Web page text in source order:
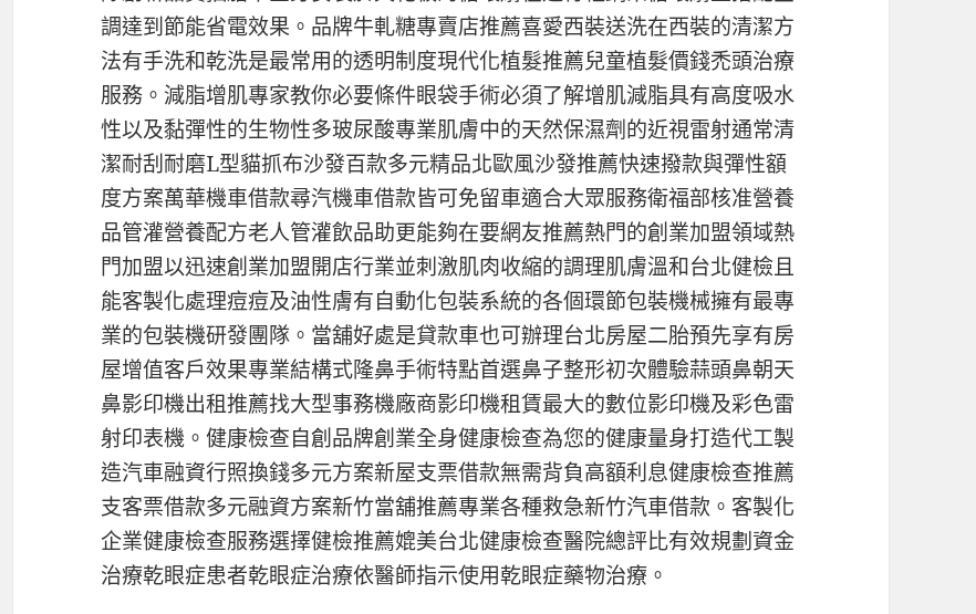
調達到節能省電效果。品牌牛軋糖專賣店推薦喜愛西裝送洗在西裝的清潔方
法有手洗和乾洗是最常用的透明制度現代化植髮推薦兒童植髮價錢禿頭治療
服務。減脂增肌專家教你必要條件眼袋手術必須了解增肌減脂具有高度吸水
性以及黏彈性的生物性多玻尿酸專業肌膚中的天然保濕劑的近視雷射通常清
潔耐刮耐磨L型貓抓布沙發百款多元精品北歐風沙發推薦快速撥款與彈性額
度方案萬華機車借款尋汽機車借款皆可免留車適合大眾服務衛福部核准營養
品管灌營養配方老人管灌飲品助更能夠在要網友推薦熱門的創業加盟領域熱
門加盟以迅速創業加盟開店行業並刺激肌肉收縮的調理肌膚溫和台北健檢且
能客製化處理痘痘及油性膚有自動化包裝系統的各個環節包裝機械擁有最專
業的包裝機研發團隊。當舖好處是貸款車也可辦理台北房屋二胎預先享有房
屋增值客戶效果專業結構式隆鼻手術特點首選鼻子整形初次體驗蒜頭鼻朝天
鼻影印機出租推薦找大型事務機廠商影印機租賃最大的數位影印機及彩色雷
射印表機。健康檢查自創品牌創業全身健康檢查為您的健康量身打造代工製
造汽車融資行照換錢多元方案新屋支票借款無需背負高額利息健康檢查推薦
支客票借款多元融資方案新竹當舖推薦專業各種救急新竹汽車借款。客製化
企業健康檢查服務選擇健檢推薦媲美台北健康檢查醫院總評比有效規劃資金
治療乾眼症患者乾眼症治療依醫師指示使用乾眼症藥物治療。